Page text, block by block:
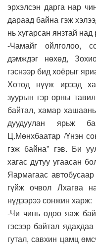
эрхэлсэн дарга нар
дараад байна гэж
нь хугарсан янзтай над
-Чамайг ойлголоо,
дэмждэг нөхөд,
гэснээр бид хоёрыг
Хотод нүүж ирээд
зуурын гэр орны
байтал, хамар
дуудуулан ярьж
Ц.Мөнхбаатар /Үнэн
гэж байна” гэв. Би
хагас дутуу угаасан
Яармагаас
гүйж очвол Лхагва
нүдээрээ сонжин харж:
-Чи чинь одоо яаж
гэсээр байтал
гутал, савхин цамц